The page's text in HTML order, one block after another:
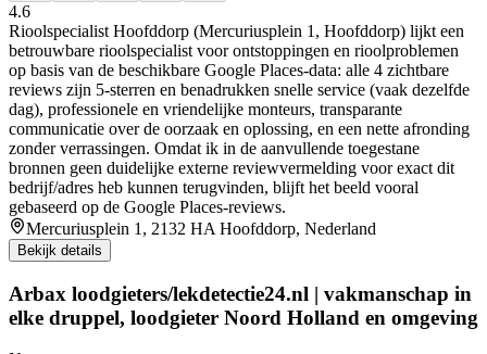
4.6
Rioolspecialist Hoofddorp (Mercuriusplein 1, Hoofddorp) lijkt een
betrouwbare rioolspecialist voor ontstoppingen en rioolproblemen
op basis van de beschikbare Google Places-data: alle 4 zichtbare
reviews zijn 5-sterren en benadrukken snelle service (vaak dezelfde
dag), professionele en vriendelijke monteurs, transparante
communicatie over de oorzaak en oplossing, en een nette afronding
zonder verrassingen. Omdat ik in de aanvullende toegestane
bronnen geen duidelijke externe reviewvermelding voor exact dit
bedrijf/adres heb kunnen terugvinden, blijft het beeld vooral
gebaseerd op de Google Places-reviews.
Mercuriusplein 1, 2132 HA Hoofddorp, Nederland
Bekijk details
Arbax loodgieters/lekdetectie24.nl | vakmanschap in
elke druppel, loodgieter Noord Holland en omgeving